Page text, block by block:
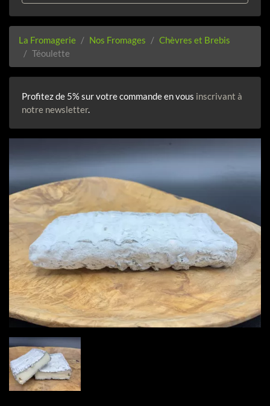
La Fromagerie Nos Fromages
Chèvres et Brebis
Téoulette
Profitez de 5% sur votre commande en vous inscrivant à
notre newsletter.